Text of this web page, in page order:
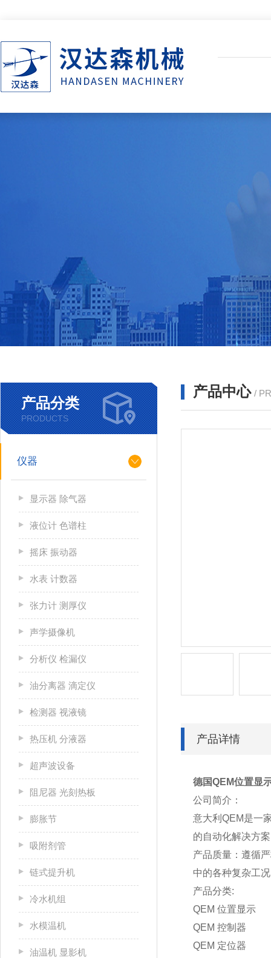
产品分类
PRODUCTS
仪器
显示器 除气器
液位计 色谱柱
摇床 振动器
水表 计数器
张力计 测厚仪
声学摄像机
分析仪 检漏仪
油分离器 滴定仪
检测器 视液镜
热压机 分液器
超声波设备
阻尼器 光刻热板
膨胀节
吸附剂管
链式提升机
冷水机组
水模温机
油温机 显影机
产品中心 /
产品详情
德国QEM位置显
公司简介：
意大利QEM是一
的自动化解决方
产品质量：遵循
中的各种复杂工
产品分类:
QEM 位置显示
QEM 控制器
QEM 定位器